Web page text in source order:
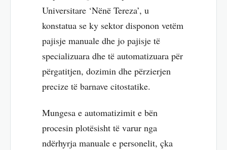
Universitare ‘Nënë Tereza’, u
konstatua se ky sektor disponon vetëm
pajisje manuale dhe jo pajisje të
specializuara dhe të automatizuara për
përgatitjen, dozimin dhe përzierjen
precize të barnave citostatike.
Mungesa e automatizimit e bën
procesin plotësisht të varur nga
ndërhyrja manuale e personelit, çka